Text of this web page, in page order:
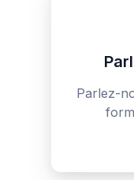
Parlez-